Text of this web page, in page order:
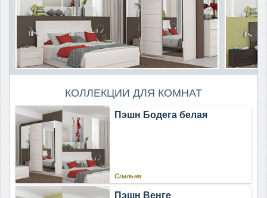
КОЛЛЕКЦИИ ДЛЯ КОМНАТ
Пэшн Бодега белая
Спальня
Пэшн Венге